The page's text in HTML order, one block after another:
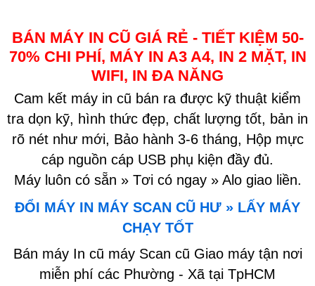
BÁN MÁY IN CŨ GIÁ RẺ - TIẾT KIỆM 50-
70% CHI PHÍ, MÁY IN A3 A4, IN 2 MẶT, IN
WIFI, IN ĐA NĂNG
Cam kết máy in cũ bán ra được kỹ thuật kiểm
tra dọn kỹ, hình thức đẹp, chất lượng tốt, bản in
rõ nét như mới, Bảo hành 3-6 tháng, Hộp mực
cáp nguồn cáp USB phụ kiện đầy đủ.
Máy luôn có sẵn » Tơi có ngay » Alo giao liền.
ĐỔI MÁY IN MÁY SCAN CŨ HƯ » LẤY MÁY
CHẠY TỐT
Bán máy In cũ máy Scan cũ Giao máy tận nơi
miễn phí các Phường - Xã tại TpHCM